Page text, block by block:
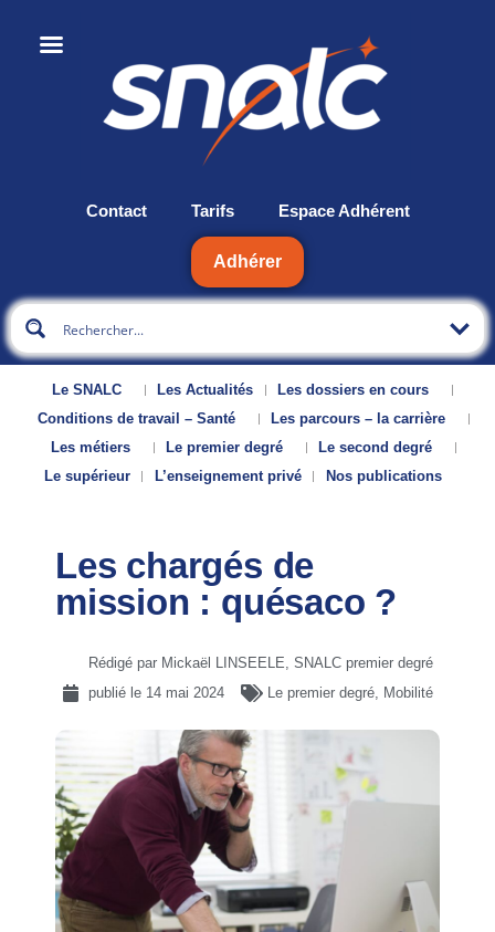
Contact Tarifs Espace Adhérent
Adhérer
Le SNALC Les Actualités
Les dossiers en cours
Conditions de travail – Santé
Les parcours – la carrière
Les métiers
Le premier degré
Le second degré
Le supérieur
L’enseignement privé Nos publications
Les chargés de
mission : quésaco ?
Rédigé par Mickaël LINSEELE, SNALC premier degré
publié le 14 mai 2024 Le premier degré, Mobilité